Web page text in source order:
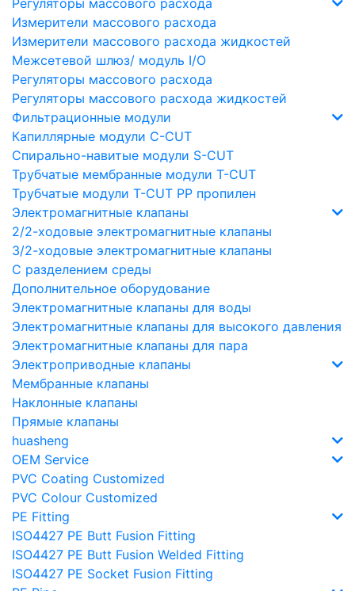
Регуляторы массового расхода
Измерители массового расхода
Измерители массового расхода жидкостей
Межсетевой шлюз/ модуль I/O
Регуляторы массового расхода
Регуляторы массового расхода жидкостей
Фильтрационные модули
Капиллярные модули C-CUT
Спирально-навитые модули S-CUT
Трубчатые мембранные модули T-CUT
Трубчатые модули T-CUT PP пропилен
Электромагнитные клапаны
2/2-ходовые электромагнитные клапаны
3/2-ходовые электромагнитные клапаны
C разделением среды
Дополнительное оборудование
Электромагнитные клапаны для воды
Электромагнитные клапаны для высокого давления
Электромагнитные клапаны для пара
Электроприводные клапаны
Мембранные клапаны
Наклонные клапаны
Прямые клапаны
huasheng
OEM Service
PVC Coating Customized
PVC Colour Customized
PE Fitting
ISO4427 PE Butt Fusion Fitting
ISO4427 PE Butt Fusion Welded Fitting
ISO4427 PE Socket Fusion Fitting